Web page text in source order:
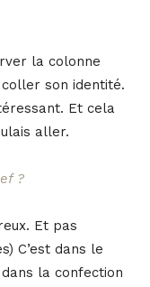
la colonne
son identité.
Et cela
aller.
?
Et pas
C’est dans le
la confection